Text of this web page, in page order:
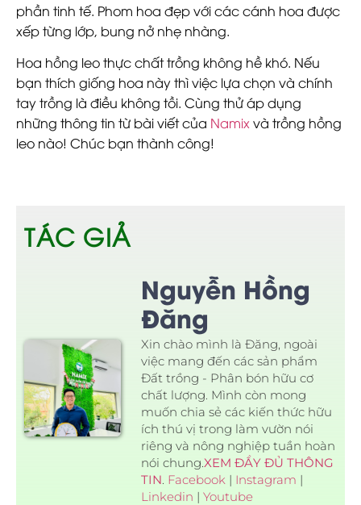
phần tinh tế. Phom hoa đẹp với các cánh hoa được
xếp từng lớp, bung nở nhẹ nhàng.
Hoa hồng leo thực chất trồng không hề khó. Nếu
bạn thích giống hoa này thì việc lựa chọn và chính
tay trồng là điều không tồi. Cùng thử áp dụng
những thông tin từ bài viết của Namixvà trồng hồng
leo nào! Chúc bạn thành công!
TÁC GIẢ
Nguyễn Hồng
Đăng
Xin chào mình là Đăng, ngoài
việc mang đến các sản phẩm
Đất trồng - Phân bón hữu cơ
chất lượng. Mình còn mong
muốn chia sẻ các kiến thức hữu
ích thú vị trong làm vườn nói
riêng và nông nghiệp tuần hoàn
nói chung. XEM ĐẦY ĐỦ THÔNG
TIN Facebook | Instagram |
Linkedin | Youtube